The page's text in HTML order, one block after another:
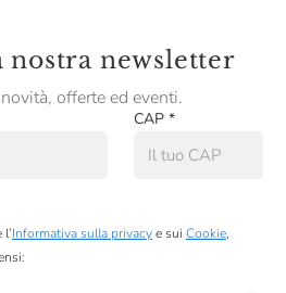
newsletter
offerte ed eventi.
CAP *
Informativa sulla privacye sui Cookie,